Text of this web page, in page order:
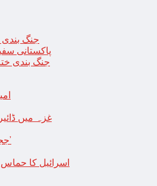
جنگ بندی
پاکستانی
جنگ بندی ختم
امیرِ کویت 86
غزہ میں
‘ججوں پر ٹرمپ کے حملے روکنے کا واحد طریقہ ہے کہ انہیں جیل میں ڈال دیا جائے’
اسرائیل کا